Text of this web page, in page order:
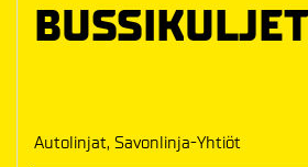
Autolinjat, Savonlinja-Yhtiöt